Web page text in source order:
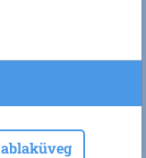
ablaküveg